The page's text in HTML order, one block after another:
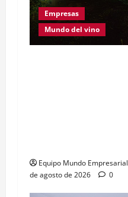
Empresas
Mundo del vino
Equipo Mundo Empresarial
de agosto de 2026
0